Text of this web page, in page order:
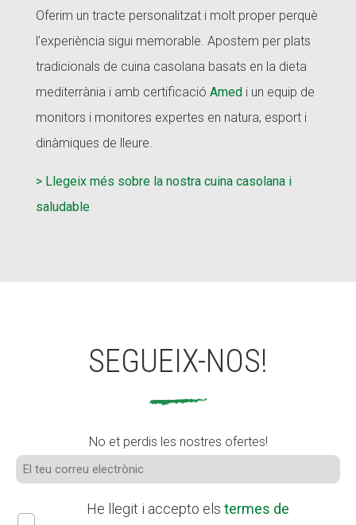
Oferim un tracte personalitzat i molt proper perquè
l’experiència sigui memorable. Apostem per plats
tradicionals de cuina casolana basats en la dieta
mediterrània i amb certificació Amedi un equip de
monitors i monitores expertes en natura, esport i
dinàmiques de lleure.
> Llegeix més sobre la nostra cuina casolana i
saludable
SEGUEIX-NOS!
No et perdis les nostres ofertes!
He llegit i accepto els termes de